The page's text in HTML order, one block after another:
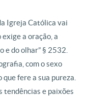
Igreja Católica vai
a oração, a
e do olhar” § 2532.
com o sexo
fere a sua pureza.
tendências e paixões